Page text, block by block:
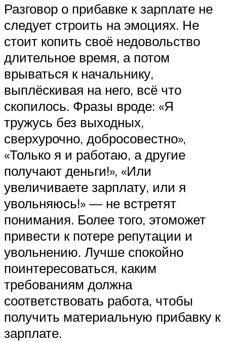
Разговор о прибавке к зарплате не
следует строить на эмоциях. Не
стоит копить своё недовольство
длительное время, а потом
врываться к начальнику,
выплёскивая на него, всё что
скопилось. Фразы вроде: «Я
тружусь без выходных,
сверхурочно, добросовестно»,
«Только я и работаю, а другие
получают деньги!», «Или
увеличиваете зарплату, или я
увольняюсь!» — не встретят
понимания. Более того, этоможет
привести к потере репутации и
увольнению. Лучше спокойно
поинтересоваться, каким
требованиям должна
соответствовать работа, чтобы
получить материальную прибавку к
зарплате.